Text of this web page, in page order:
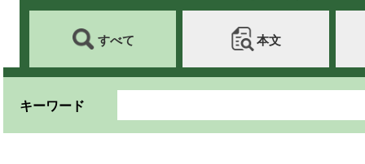
すべて 本文
キーワード